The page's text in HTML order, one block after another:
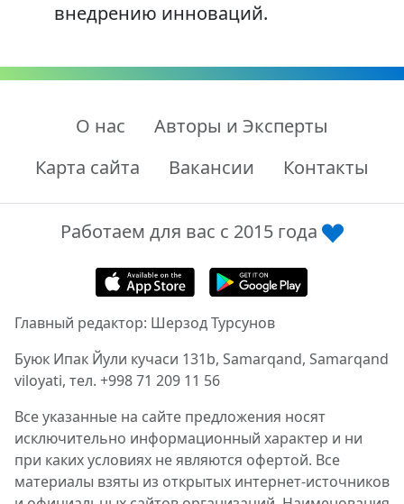
внедрению инноваций.
О нас
Авторы и Эксперты
Карта сайта
Вакансии Контакты
Работаем для вас с 2015 года
Главный редактор: Шерзод Турсунов
Буюк Ипак Йули кучаси 131b, Samarqand, Samarqand
viloyati, тел. +998 71 209 11 56
Все указанные на сайте предложения носят
исключительно информационный характер и ни
при каких условиях не являются офертой. Все
материалы взяты из открытых интернет-источников